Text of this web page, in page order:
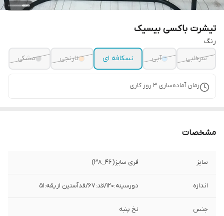
تیشرت باکسی بیسیک
رنگ
سرخابی
آبی نسکافه ای نارنجی مشکی
زمان آماده‌سازی 3 روز کاری
مشخصات
سایز فری سایز(46_38)
اندازه دورسینه:120/قد:67/قدآستین ازیقه:51
جنس نخ پنبه